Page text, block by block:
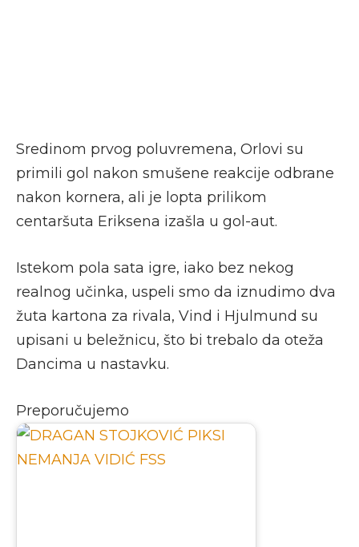
Sredinom prvog poluvremena, Orlovi su
primili gol nakon smušene reakcije odbrane
nakon kornera, ali je lopta prilikom
centaršuta Eriksena izašla u gol-aut.
Istekom pola sata igre, iako bez nekog
realnog učinka, uspeli smo da iznudimo dva
žuta kartona za rivala, Vind i Hjulmund su
upisani u beležnicu, što bi trebalo da oteža
Dancima u nastavku.
Preporučujemo